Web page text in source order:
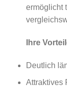
ermöglicht
Ihre
Deutlich
Attraktives